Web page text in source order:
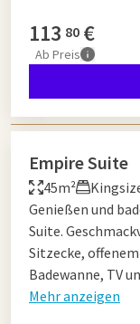
113 80 €
Ab Preis
Empire Suite
45m²
Genießen und
Suite.
Sitzecke,
Badewanne, TV
Mehr anzeigen